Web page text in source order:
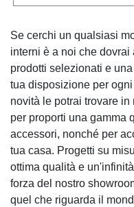
Se cerchi un qualsiasi
interni è a noi che
prodotti selezionati e
tua disposizione per
novità le potrai trovare
per proporti una gamma
accessori, nonché per
tua casa. Progetti su
ottima qualità e
forza del nostro
quel che riguarda il